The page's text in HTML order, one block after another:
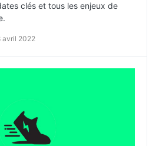
clés et tous les enjeux de
avril 2022